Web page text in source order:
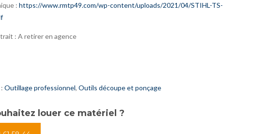
: https://www.rmtp49.com/wp-content/uploads/2021/04/STIHL-TS-
: A retirer en agence
Outillage professionnel, Outils découpe et ponçage
louer ce matériel ?